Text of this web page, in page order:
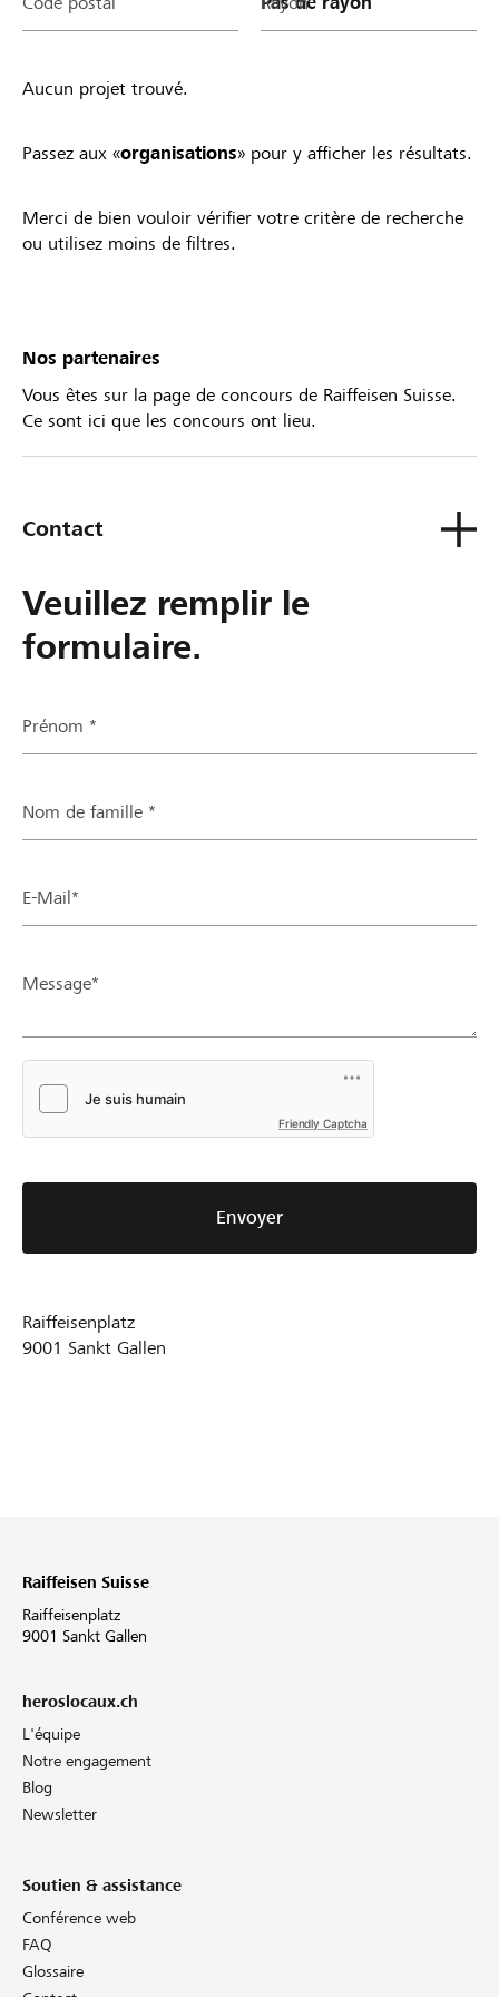
Aucun projet trouvé.
Passez aux «organisations» pour y afficher les résultats.
Merci de bien vouloir vérifier votre critère de recherche
ou utilisez moins de filtres.
Nos partenaires
Vous êtes sur la page de concours de Raiffeisen Suisse.
Ce sont ici que les concours ont lieu.
Contact
Veuillez remplir le
formulaire.
Prénom *
Nom de famille *
E-Mail*
Message*
Friendly Captcha
Envoyer
Raiffeisenplatz
9001 Sankt Gallen
Raiffeisen Suisse
Raiffeisenplatz
9001 Sankt Gallen
heroslocaux.ch
L'équipe
Notre engagement
Blog
Newsletter
Soutien & assistance
Conférence web
FAQ
Glossaire